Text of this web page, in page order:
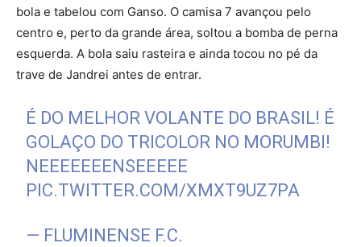
bola e tabelou com Ganso. O camisa 7 avançou pelo
centro e, perto da grande área, soltou a bomba de perna
esquerda. A bola saiu rasteira e ainda tocou no pé da
trave de Jandrei antes de entrar.
É DO MELHOR VOLANTE DO BRASIL! É
GOLAÇO DO TRICOLOR NO MORUMBI!
NEEEEEEENSEEEEE
PIC.TWITTER.COM/XMXT9UZ7PA
— FLUMINENSE F.C.